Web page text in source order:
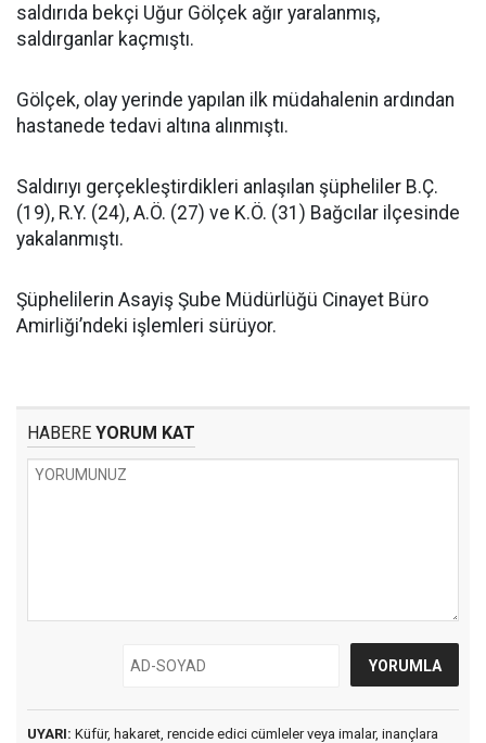
saldırıda bekçi Uğur Gölçek ağır yaralanmış,
saldırganlar kaçmıştı.
Gölçek, olay yerinde yapılan ilk müdahalenin ardından
hastanede tedavi altına alınmıştı.
Saldırıyı gerçekleştirdikleri anlaşılan şüpheliler B.Ç.
(19), R.Y. (24), A.Ö. (27) ve K.Ö. (31) Bağcılar ilçesinde
yakalanmıştı.
Şüphelilerin Asayiş Şube Müdürlüğü Cinayet Büro
Amirliği’ndeki işlemleri sürüyor.
HABERE YORUM KAT
UYARI: Küfür, hakaret, rencide edici cümleler veya imalar, inançlara